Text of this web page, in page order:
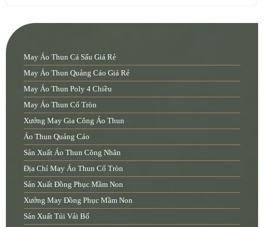
May Áo Thun Cá Sấu Giá Rẻ
May Áo Thun Quảng Cáo Giá Rẻ
May Áo Thun Poly 4 Chiều
May Áo Thun Cổ Tròn
Xưởng May Gia Công Áo Thun
Áo Thun Quảng Cáo
Sản Xuất Áo Thun Công Nhân
Địa Chỉ May Áo Thun Cổ Tròn
Sản Xuất Đồng Phục Mầm Non
Xưởng May Đồng Phục Mầm Non
Sản Xuất Túi Vải Bố